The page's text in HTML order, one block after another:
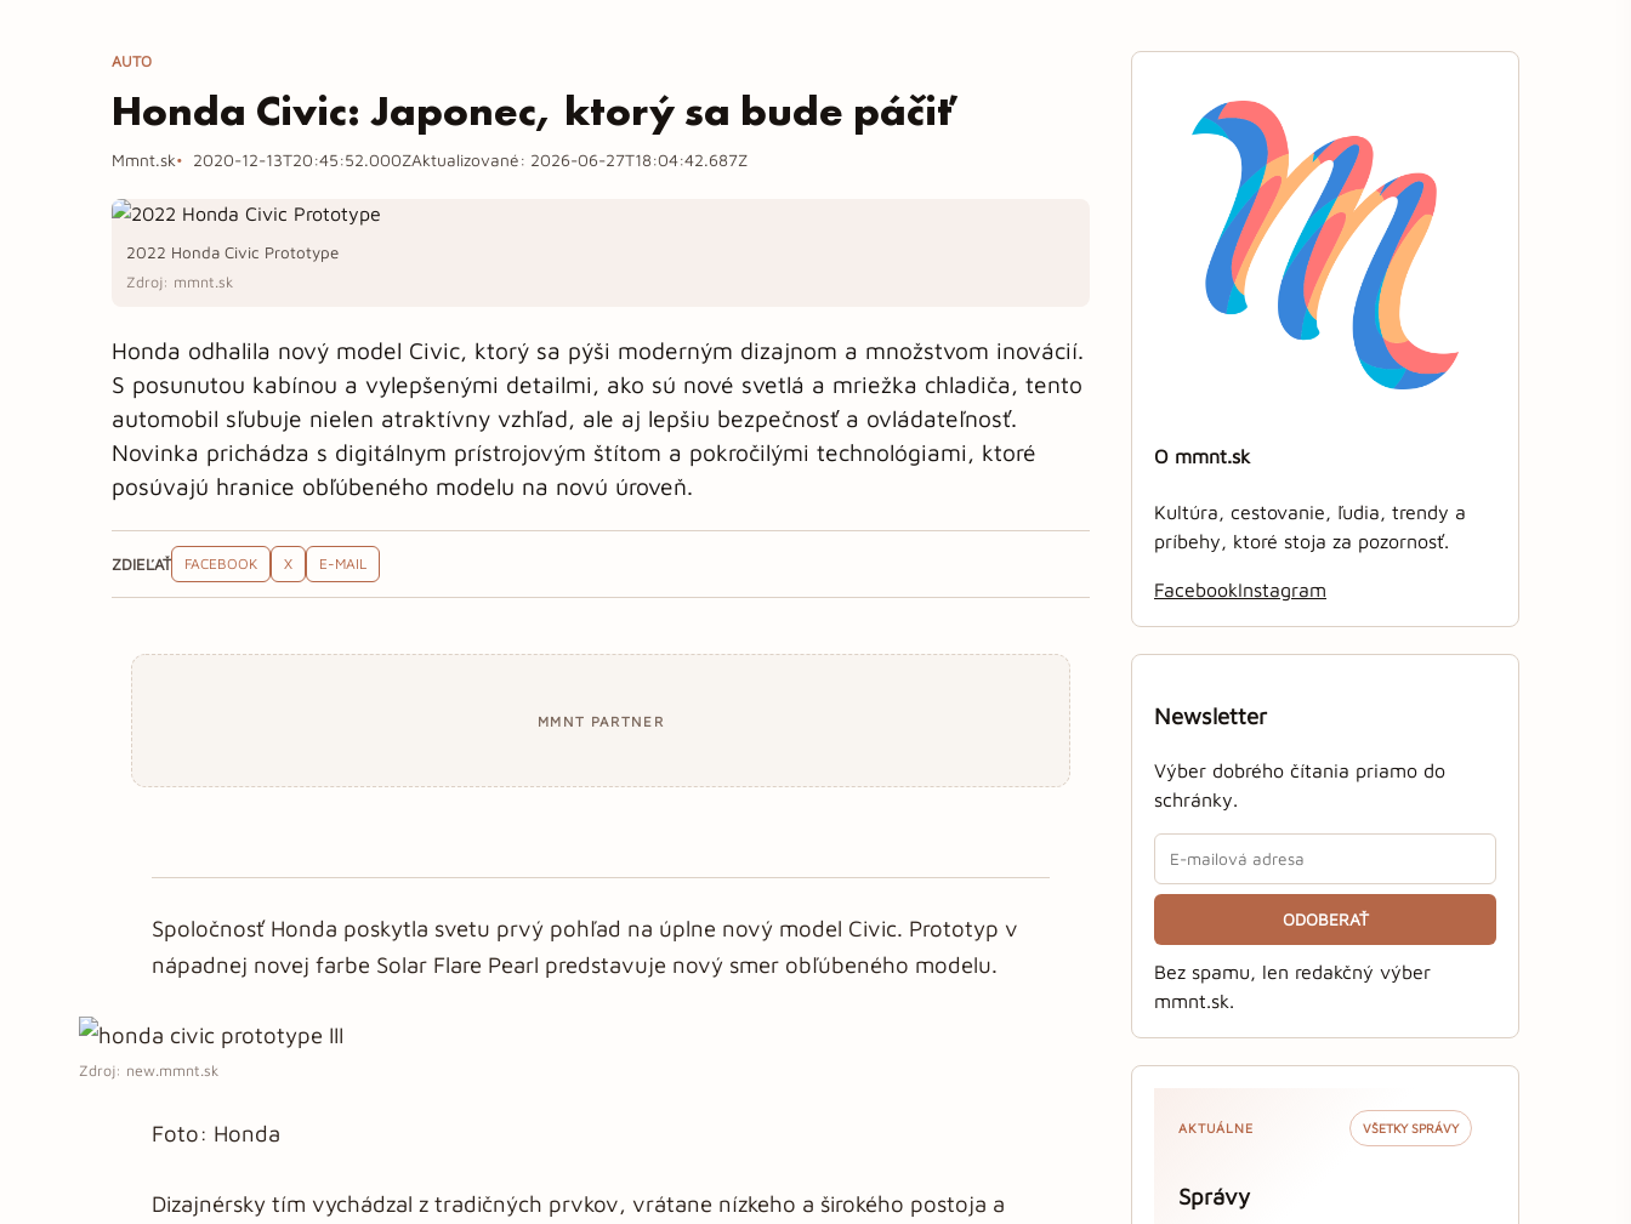
AUTO
Honda Civic: Japonec, ktorý sa bude páčiť
Mmnt.sk 2020-12-13T20:45:52.000ZAktualizované: 2026-06-27T18:04:42.687Z
2022 Honda Civic Prototype
Zdroj: mmnt.sk
Honda odhalila nový model Civic, ktorý sa pýši moderným dizajnom a množstvom inovácií.
S posunutou kabínou a vylepšenými detailmi, ako sú nové svetlá a mriežka chladiča, tento
automobil sľubuje nielen atraktívny vzhľad, ale aj lepšiu bezpečnosť a ovládateľnosť.
Novinka prichádza s digitálnym prístrojovým štítom a pokročilými technológiami, ktoré
posúvajú hranice obľúbeného modelu na novú úroveň.
ZDIEĽAŤ FACEBOOK X E-MAIL
MMNT PARTNER
Spoločnosť Honda poskytla svetu prvý pohľad na úplne nový model Civic. Prototyp v
nápadnej novej farbe Solar Flare Pearl predstavuje nový smer obľúbeného modelu.
Zdroj: new.mmnt.sk
Foto: Honda
Dizajnérsky tím vychádzal z tradičných prvkov, vrátane nízkeho a širokého postoja a
O mmnt.sk
Kultúra, cestovanie, ľudia, trendy a
príbehy, ktoré stoja za pozornosť.
FacebookInstagram
Newsletter
Výber dobrého čítania priamo do
schránky.
ODOBERAŤ
Bez spamu, len redakčný výber
mmnt.sk.
AKTUÁLNE VŠETKY SPRÁVY
Správy